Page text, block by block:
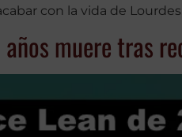
con la vida de
muere tras